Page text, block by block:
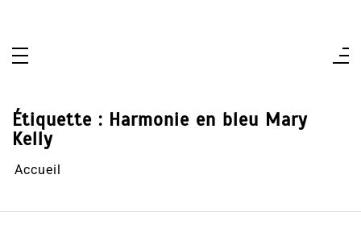
Étiquette : Harmonie en bleu Mary
Kelly
Accueil